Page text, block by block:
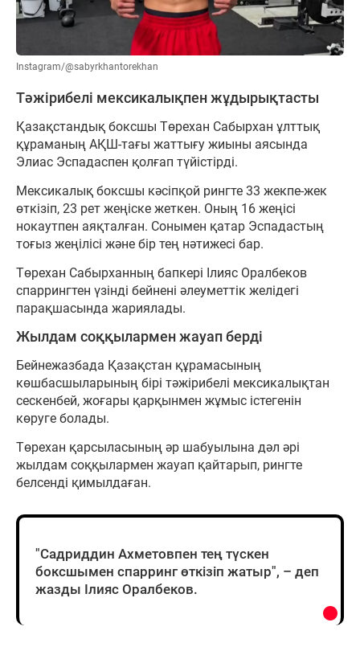
Instagram/@sabyrkhantorekhan
Тәжірибелі мексикалықпен жұдырықтасты
Қазақстандық боксшы Төрехан Сабырхан ұлттық
құраманың АҚШ-тағы жаттығу жиыны аясында
Элиас Эспадаспен қолғап түйістірді.
Мексикалық боксшы кәсіпқой рингте 33 жекпе-жек
өткізіп, 23 рет жеңіске жеткен. Оның 16 жеңісі
нокаутпен аяқталған. Сонымен қатар Эспадастың
тоғыз жеңілісі және бір тең нәтижесі бар.
Төрехан Сабырханның бапкері Ілияс Оралбеков
спаррингтен үзінді бейнені әлеуметтік желідегі
парақшасында жариялады.
Жылдам соққылармен жауап берді
Бейнежазбада Қазақстан құрамасының
көшбасшыларының бірі тәжірибелі мексикалықтан
сескенбей, жоғары қарқынмен жұмыс істегенін
көруге болады.
Төрехан қарсыласының әр шабуылына дәл әрі
жылдам соққылармен жауап қайтарып, рингте
белсенді қимылдаған.
"Садриддин Ахметовпен тең түскен
боксшымен спарринг өткізіп жатыр", – деп
жазды Ілияс Оралбеков.